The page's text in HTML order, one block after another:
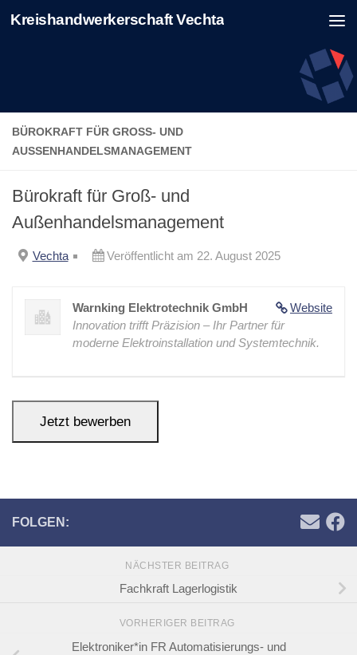
Zum Inhalt springen
Kreishandwerkerschaft Vechta
BÜROKRAFT FÜR GROSS- UND A
USSENHANDELSMANAGEMENT
Bürokraft für Groß- und
Außenhandelsmanagement
Vechta Veröffentlicht am 22. August 2025
Website
Warnking Elektrotechnik GmbH
Innovation trifft Präzision – Ihr Partner für
moderne Elektroinstallation und Systemtechnik.
FOLGEN:
NÄCHSTER BEITRAG
Fachkraft Lagerlogistik
VORHERIGER BEITRAG
Elektroniker*in FR Automatisierungs- und